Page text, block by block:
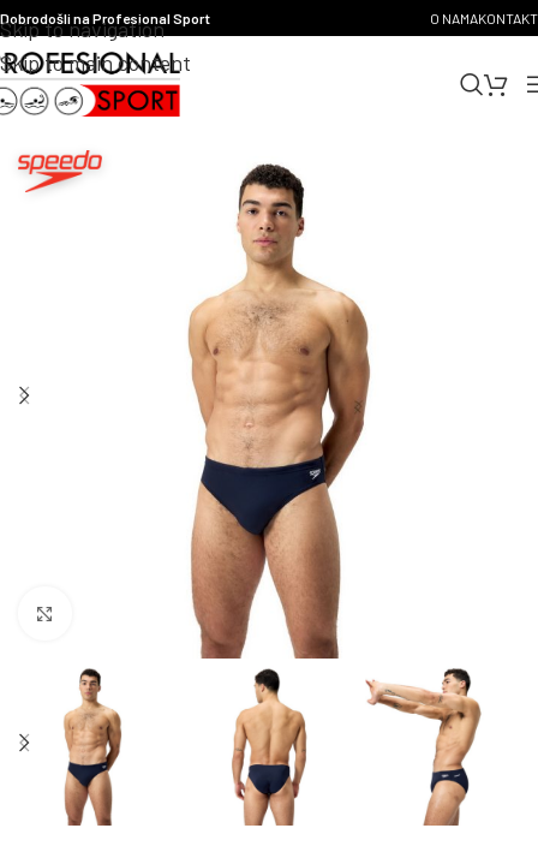
Skip to navigation
Skip to main content
Dobrodošli na Profesional Sport O NAMAKONTAKT
Kliknite za uvećanje